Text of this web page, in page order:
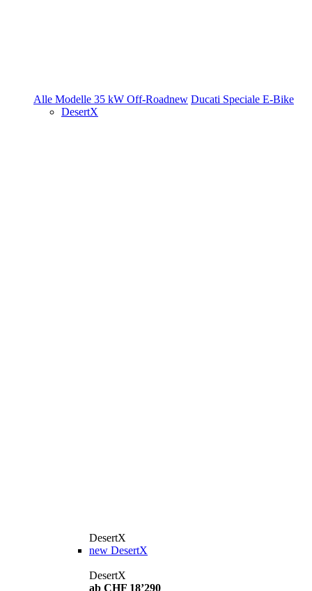
Alle Modelle 35 kW Off-Roadnew Ducati Speciale E-Bike
DesertX
DesertX
new DesertX
DesertX
ab CHF 18’290